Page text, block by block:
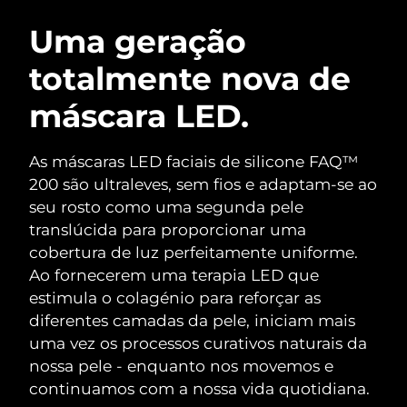
Uma geração
totalmente nova de
máscara LED.
As máscaras LED faciais de silicone FAQ™
200 são ultraleves, sem fios e adaptam-se ao
seu rosto como uma segunda pele
translúcida para proporcionar uma
cobertura de luz perfeitamente uniforme.
Ao fornecerem uma terapia LED que
estimula o colagénio para reforçar as
diferentes camadas da pele, iniciam mais
uma vez os processos curativos naturais da
nossa pele - enquanto nos movemos e
continuamos com a nossa vida quotidiana.
Limpeza facial
Anti-aging massage
LUNA™ 4 Plus
Massage, LED heating
LUNA™ 4 Men
For men, anti-aging massage
Lifting facial
Microcurrent toning
BEAR™ 2 go
Microcurrent toning on-the-go
BEAR™ 2 eyes & lips
Microcurrent line smoothing device
Hidratação
UFO™ 3 kit
Deep facial hydration
UFO™ 3 LED
Near-infrared and red light therapy
device
Cuidado oral
issa™ 4
Hybrid silicone sonic toothbrush
issa™ 4 plus
Smart hybrid silicone sonic toothbrush
TRATAMENTO ANTIENVELHECIMENTO
FAQ™
Antienvelhecimento Tratamentos LED
NEW
Áustria
Barein Entrega prevista8/11/26
Bélgica Entrega prevista
Bermudas Entrega prevista8/16/26
Bósnia e
Herzegovina
Entrega prevista
Brunei Entrega prevista 8/15/26
Bulgária Entrega prevista
Canadá Entrega prevista8/14/26
Chile Entrega prevista 8/14/26